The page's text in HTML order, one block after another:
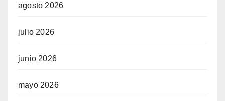
agosto 2026
julio 2026
junio 2026
mayo 2026